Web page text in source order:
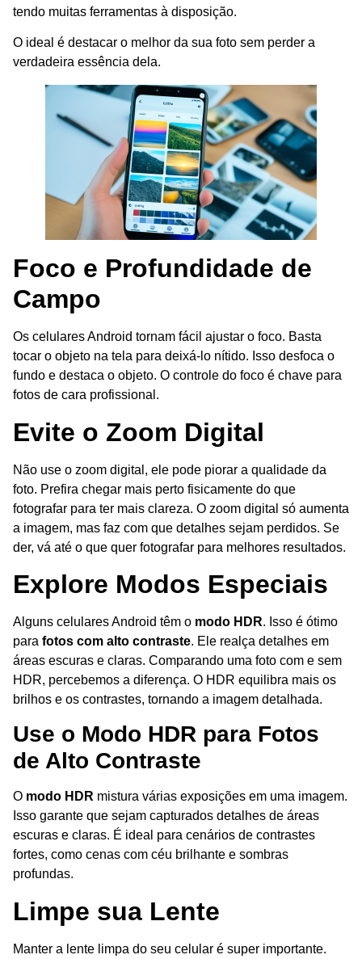
tendo muitas ferramentas à disposição.
O ideal é destacar o melhor da sua foto sem perder a
verdadeira essência dela.
Foco e Profundidade de
Campo
Os celulares Android tornam fácil ajustar o foco. Basta
tocar o objeto na tela para deixá-lo nítido. Isso desfoca o
fundo e destaca o objeto. O controle do foco é chave para
fotos de cara profissional.
Evite o Zoom Digital
Não use o zoom digital, ele pode piorar a qualidade da
foto. Prefira chegar mais perto fisicamente do que
fotografar para ter mais clareza. O zoom digital só aumenta
a imagem, mas faz com que detalhes sejam perdidos. Se
der, vá até o que quer fotografar para melhores resultados.
Explore Modos Especiais
Alguns celulares Android têm o modo HDR. Isso é ótimo
para fotos com alto contraste. Ele realça detalhes em
áreas escuras e claras. Comparando uma foto com e sem
HDR, percebemos a diferença. O HDR equilibra mais os
brilhos e os contrastes, tornando a imagem detalhada.
Use o Modo HDR para Fotos
de Alto Contraste
O modo HDR mistura várias exposições em uma imagem.
Isso garante que sejam capturados detalhes de áreas
escuras e claras. É ideal para cenários de contrastes
fortes, como cenas com céu brilhante e sombras
profundas.
Limpe sua Lente
Manter a lente limpa do seu celular é super importante.